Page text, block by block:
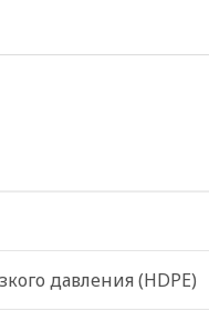
давления (HDPE)